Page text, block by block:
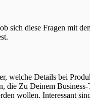
diese Fragen mit
welche Details bei
Zu Deinem
wollen. Interessant